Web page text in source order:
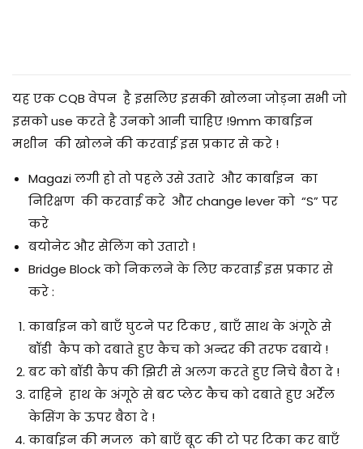
यह एक CQB वेपन है इसलिए इसकी खोलना जोड़ना सभी जो
इसको use करते है उनको आनी चाहिए !9mm कार्बाइन
मशीन की खोलने की करवाई इस प्रकार से करे !
Magazi लगी हो तो पहले उसे उतारे और कार्बाइन का
निरिक्षण की करवाई करे और change lever को “S” पर
करे
बयोनेट और सेलिंग को उतारो !
Bridge Block को निकलने के लिए करवाई इस प्रकार से
करे :
कार्बाइन को बाएँ घुटने पर टिकए , बाएँ साथ के अंगूठे से
बॉडी कैप को दबाते हुए कैच को अन्दर की तरफ दबाये !
बट को बॉडी कैप की झिरी से अलग करते हुए निचे बैठा दे !
दाहिने हाथ के अंगूठे से बट प्लेट कैच को दबाते हुए अर्रेल
केसिंग के ऊपर बैठा दे !
कार्बाइन की मजल को बाएँ बूट की टो पर टिका कर बाएँ